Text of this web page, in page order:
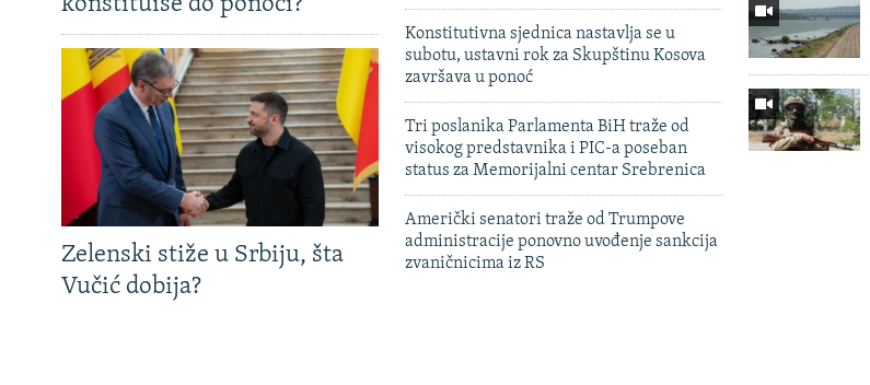
Zelenski stiže u Srbiju, šta
Vučić dobija?
Konstitutivna sjednica nastavlja se u
subotu, ustavni rok za Skupštinu Kosova
završava u ponoć
Tri poslanika Parlamenta BiH traže od
visokog predstavnika i PIC-a poseban
status za Memorijalni centar Srebrenica
Američki senatori traže od Trumpove
administracije ponovno uvođenje sankcija
zvaničnicima iz RS